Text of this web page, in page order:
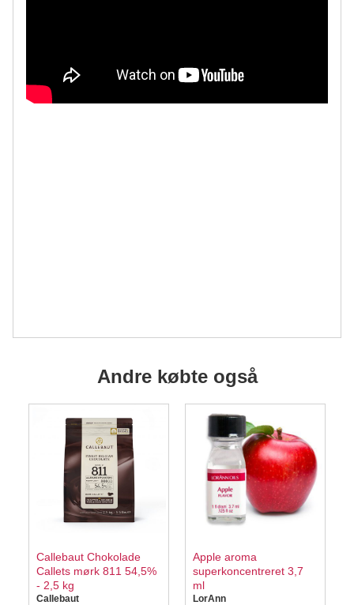
Andre købte også
Callebaut Chokolade
Callets mørk 811 54,5%
- 2,5 kg
Callebaut
Apple aroma
superkoncentreret 3,7
ml
LorAnn